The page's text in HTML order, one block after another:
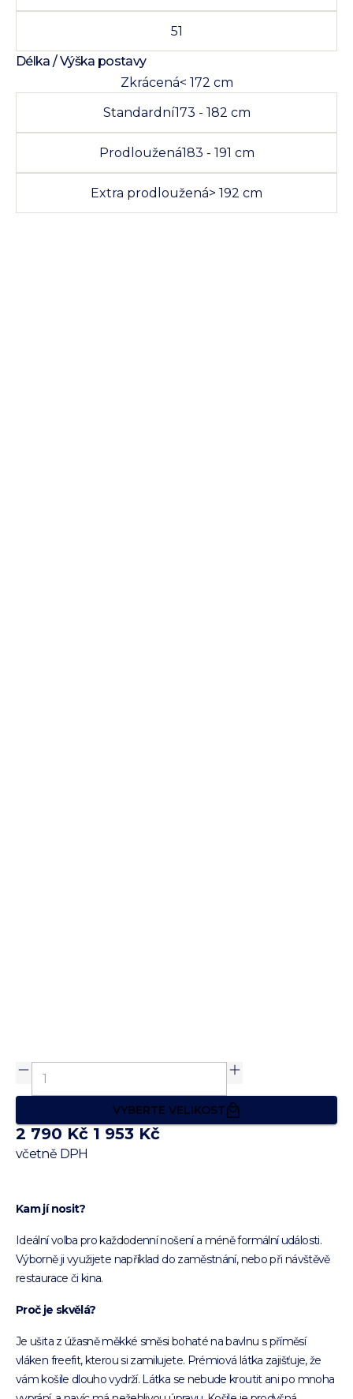
51
Délka / Výška postavy
Zkrácená< 172 cm
Standardní173 - 182 cm
Prodloužená183 - 191 cm
Extra prodloužená> 192 cm
VYBERTE VELIKOST
2 790 Kč 1 953 Kč
včetně DPH
Kam jí nosit?
Ideální volba pro každodenní nošení a méně formální události.
Výborně ji využijete například do zaměstnání, nebo při návštěvě
restaurace či kina.
Proč je skvělá?
Je ušita z úžasně měkké směsi bohaté na bavlnu s příměsí
vláken freefit, kterou si zamilujete. Prémiová látka zajišťuje, že
vám košile dlouho vydrží. Látka se nebude kroutit ani po mnoha